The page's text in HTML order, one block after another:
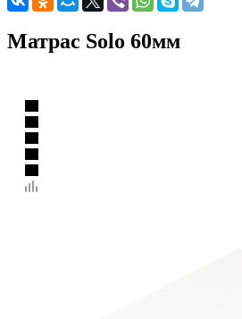
Матрас Solo 60мм